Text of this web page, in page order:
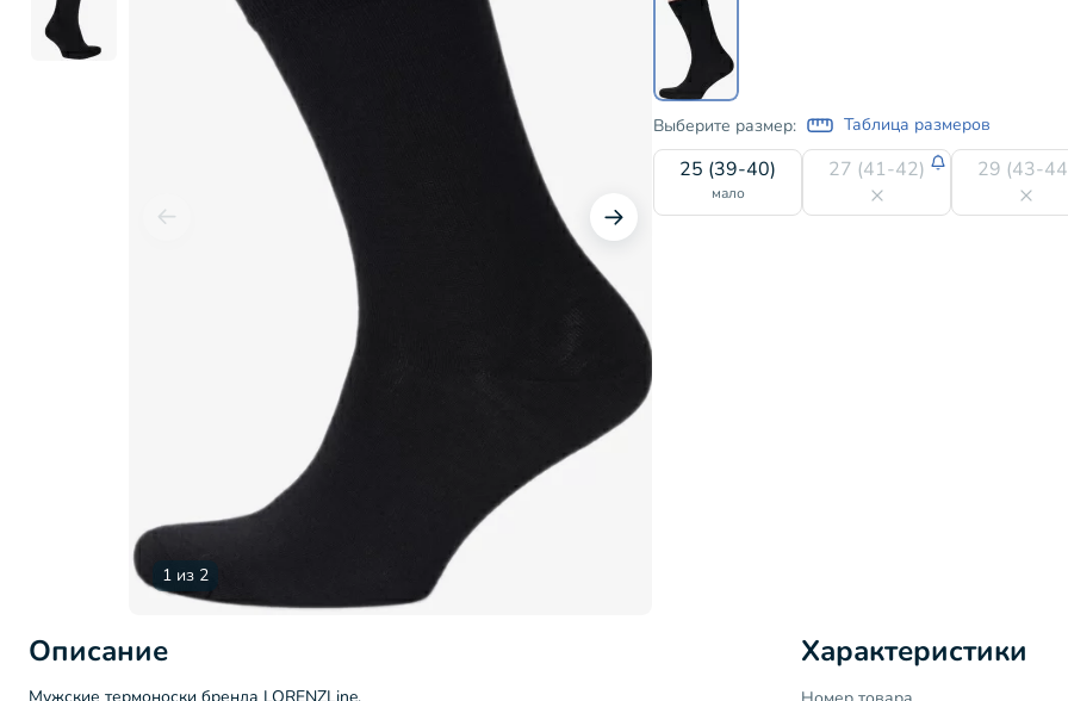
1 из 2
Выберите размер: Таблица размеров
25 (39-40)
мало
27 (41-42) 29 (43-
Описание Характеристики